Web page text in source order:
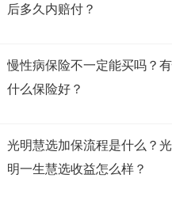
后多久内赔付？
慢性病保险不一定能买吗？
什么保险好？
光明慧选加保流程是什么？
明一生慧选收益怎么样？